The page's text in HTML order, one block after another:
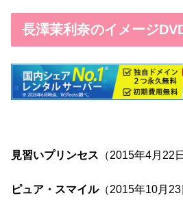
長澤茉利奈のイメージ
見習いプリンセス （2015年4月22
ピュア・スマイル（2015年10月23